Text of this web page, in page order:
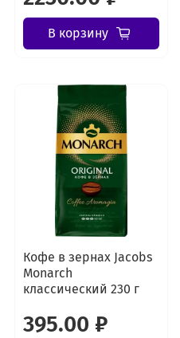
В корзину
Кофе в зернах Jacobs
Monarch
классический 230 г
395.00 ₽